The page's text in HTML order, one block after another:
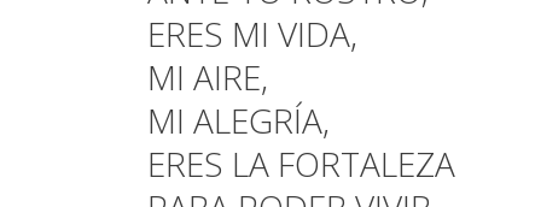
ERES MI VIDA,
MI AIRE,
MI ALEGRÍA,
ERES LA FORTALEZA